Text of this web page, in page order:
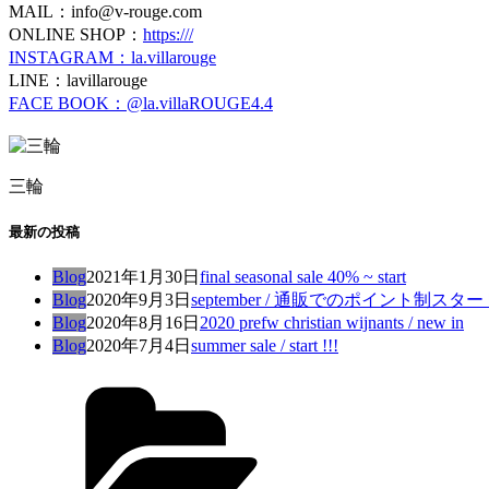
MAIL：info@v-rouge.com
ONLINE SHOP： https:///
INSTAGRAM：la.villarouge
LINE：lavillarouge
FACE BOOK：@la.villaROUGE4.4
三輪
最新の投稿
Blog2021年1月30日 final seasonal sale 40% ~ start
Blog2020年9月3日 september / 通販でのポイント制スター
Blog2020年8月16日 2020 prefw christian wijnants / new in
Blog2020年7月4日 summer sale / start !!!